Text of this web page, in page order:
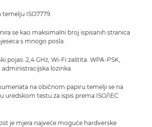
temelju ISO7779.
se kao maksimalni broj ispisanih stranica
s mnogo posla.
pojas: 2,4 GHz, Wi-Fi zaštita: WPA-PSK,
administracijska lozinka
na običnom papiru temelji se na
uredskom testu za ispis prema ISO/IEC
je mjera najveće moguće hardverske